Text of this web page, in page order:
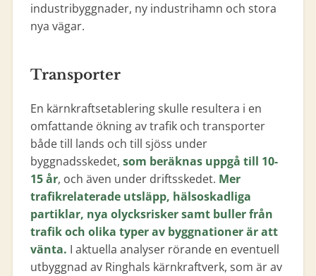
industribyggnader, ny industrihamn och stora
nya vägar.
Transporter
En kärnkraftsetablering skulle resultera i en
omfattande ökning av trafik och transporter
både till lands och till sjöss under
byggnadsskedet, som beräknas uppgå till 10-
15 år, och även under driftsskedet. Mer
trafikrelaterade utsläpp, hälsoskadliga
partiklar, nya olycksrisker samt buller från
trafik och olika typer av byggnationer är att
vänta. I aktuella analyser rörande en eventuell
utbyggnad av Ringhals kärnkraftverk, som är av